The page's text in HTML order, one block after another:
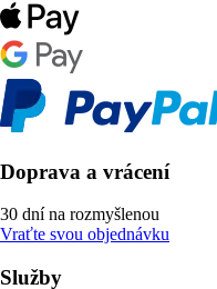
Doprava a vrácení
30 dní na rozmyšlenou
Vraťte svou objednávku
Služby